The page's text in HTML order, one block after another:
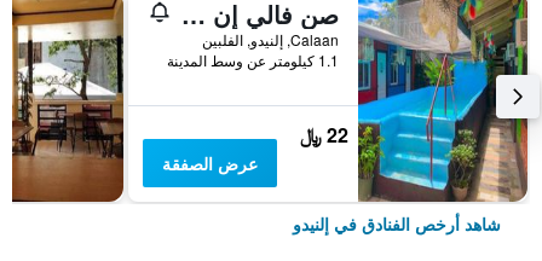
صن فالي إن - دار ضيافة
Calaan, إلنيدو, الفلبين
1.1 كيلومتر عن وسط المدينة
22 ﷼
عرض الصفقة
شاهد أرخص الفنادق في إلنيدو